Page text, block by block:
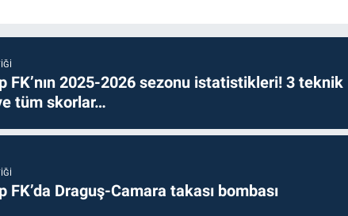
FK’nın 2025-2026 sezonu istatistikleri! 3 teknik
tüm skorlar…
FK’da Draguş-Camara takası bombası